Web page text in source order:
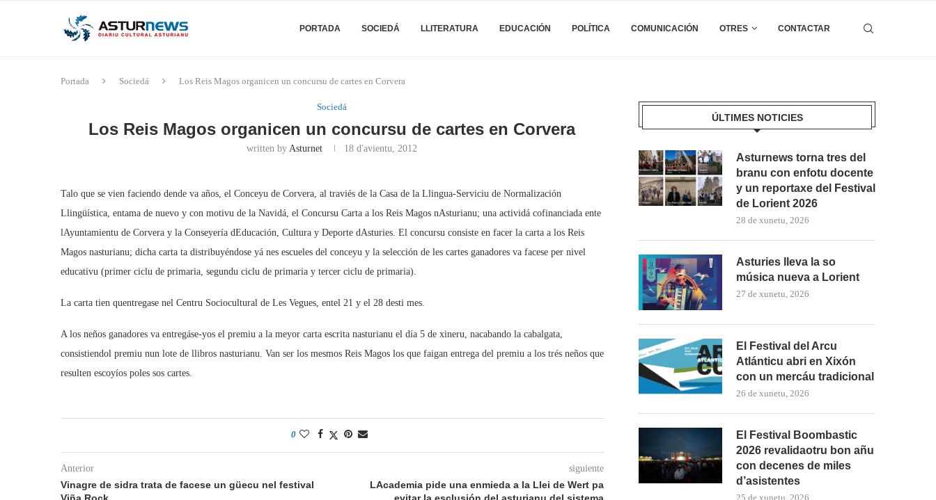
PORTADA SOCIEDÁ LLITERATURA EDUCACIÓN POLÍTICA COMUNICACIÓN OTRES CONTACTAR
Portada Sociedá Los Reis Magos organicen un concursu de cartes en Corvera
Sociedá
Los Reis Magos organicen un concursu de cartes en Corvera
written byAsturnet 18 d'avientu, 2012
Talo que se vien faciendo dende va años, el Conceyu de Corvera, al traviés de la Casa de la Llingua-Serviciu de Normalización
Llingüística, entama de nuevo y con motivu de la Navidá, el Concursu Carta a los Reis Magos nAsturianu; una actividá cofinanciada ente
lAyuntamientu de Corvera y la Conseyería dEducación, Cultura y Deporte dAsturies. El concursu consiste en facer la carta a los Reis
Magos nasturianu; dicha carta ta distribuyéndose yá nes escueles del conceyu y la selección de les cartes ganadores va facese per nivel
educativu (primer ciclu de primaria, segundu ciclu de primaria y tercer ciclu de primaria).
La carta tien quentregase nel Centru Sociocultural de Les Vegues, entel 21 y el 28 desti mes.
A los neños ganadores va entregáse-yos el premiu a la meyor carta escrita nasturianu el día 5 de xineru, nacabando la cabalgata,
consistiendol premiu nun lote de llibros nasturianu. Van ser los mesmos Reis Magos los que faigan entrega del premiu a los trés neños que
resulten escoyíos poles sos cartes.
0
Anterior
Vinagre de sidra trata de facese un güecu nel festival
siguiente
LAcademia pide una enmieda a la Llei de Wert pa
ÚLTIMES NOTICIES
Asturnews torna tres del
branu con enfotu docente
y un reportaxe del Festival
de Lorient 2026
28 de xunetu, 2026
Asturies lleva la so
música nueva a Lorient
27 de xunetu, 2026
El Festival del Arcu
Atlánticu abri en Xixón
con un mercáu tradicional
26 de xunetu, 2026
El Festival Boombastic
2026 revalidaotru bon añu
con decenes de miles
d’asistentes
25 de xunetu, 2026